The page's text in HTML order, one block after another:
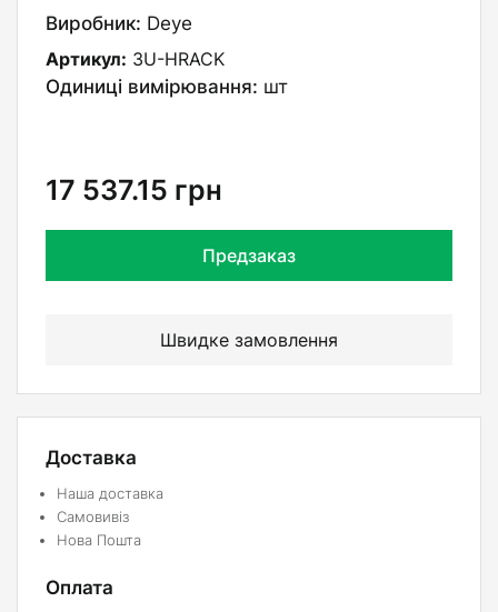
Виробник: Deye
Артикул: 3U-HRACK
Одиниці вимірювання: шт
17 537.15 грн
Предзаказ
Швидке замовлення
Доставка
Наша доставка
Самовивіз
Нова Пошта
Оплата